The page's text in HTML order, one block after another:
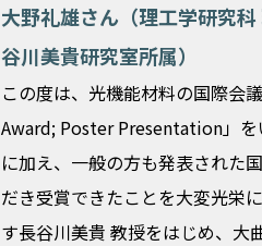
大野礼雄さん（理工学研究
谷川美貴研究室所属）
この度は、光機能材料の国際会
Award; Poster Presentation」を
に加え、一般の方も発表された
だき受賞できたことを大変光栄
す長谷川美貴 教授をはじめ、大